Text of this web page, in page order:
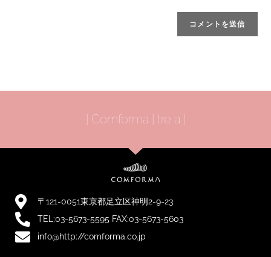
| Comforma | tre a |
〒121-0051東京都足立区神明2-9-23
TEL:03-5673-5595 FAX:03-5673-5603
info@http://comforma.co.jp